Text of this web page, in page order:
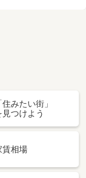
住みたい街」
見つけよう
賃相場